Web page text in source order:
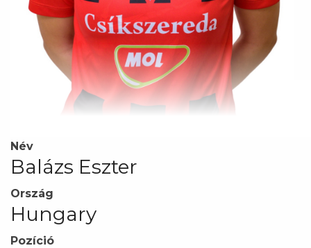
Név
Balázs Eszter
Ország
Hungary
Pozíció